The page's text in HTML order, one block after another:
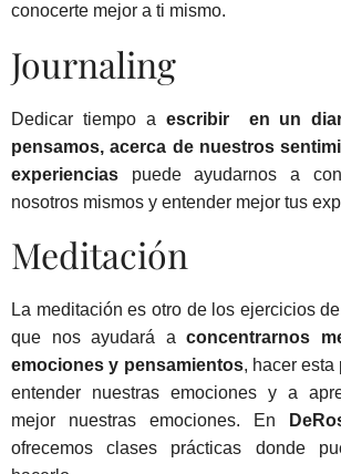
conocerte mejor a ti mismo.
Journaling
Dedicar tiempo a escribir en un
pensamos, acerca de nuestros
experiencias puede ayudarnos a
nosotros mismos y entender mejor tus
Meditación
La meditación es otro de los ejercicios
que nos ayudará aconcentrarnos
emociones y pensamientos, hacer esta
entender nuestras emociones y a
mejor nuestras emociones. En
ofrecemosclases prácticas donde